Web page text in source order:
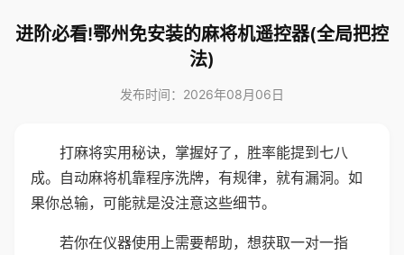
进阶必看!鄂州免安装的麻将机遥控器(全局把控
法)
发布时间：2026年08月06日
打麻将实用秘诀，掌握好了，胜率能提到七八
成。自动麻将机靠程序洗牌，有规律，就有漏洞。如
果你总输，可能就是没注意这些细节。
若你在仪器使用上需要帮助，想获取一对一指